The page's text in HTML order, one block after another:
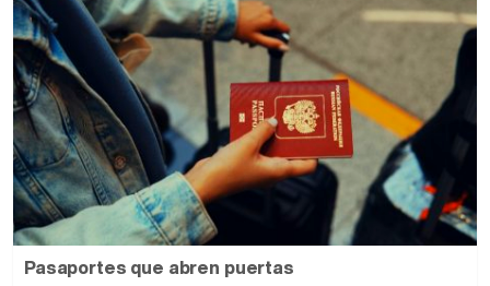
Pasaportes que abren puertas